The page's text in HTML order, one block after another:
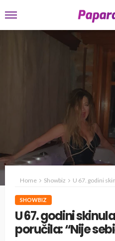
Home Showbiz U 67. godini skinula se
SHOWBIZ
U 67. godini
poručila: “Nije